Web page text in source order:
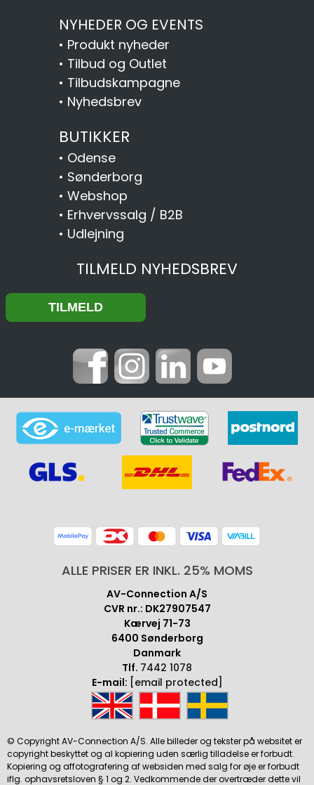
NYHEDER OG EVENTS
• Produkt nyheder
• Tilbud og Outlet
• Tilbudskampagne
• Nyhedsbrev
BUTIKKER
• Odense
• Sønderborg
• Webshop
• Erhvervssalg / B2B
• Udlejning
TILMELD NYHEDSBREV
ALLE PRISER ER INKL. 25% MOMS
AV-Connection A/S
CVR nr.: DK27907547
Kærvej 71-73
6400 Sønderborg
Danmark
Tlf. 7442 1078
E-mail: [email protected]
© Copyright AV-Connection A/S. Alle billeder og tekster på websitet er
copyright beskyttet og al kopiering uden særlig tilladelse er forbudt.
Kopiering og affotografering af websiden med salg for øje er forbudt
iflg. ophavsretsloven § 1 og 2. Vedkommende der overtræder dette vil